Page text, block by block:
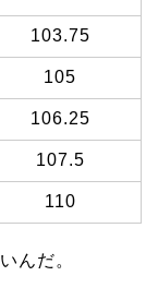
103.75
105
106.25
107.5
110
んだ。